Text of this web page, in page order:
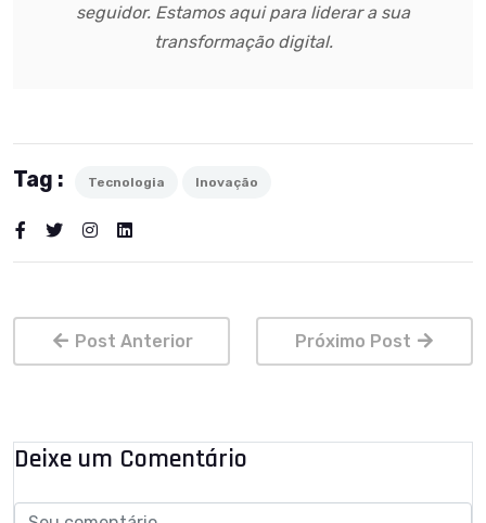
seguidor. Estamos aqui para liderar a sua
transformação digital.
Tag : Tecnologia Inovação
Post Anterior Próximo Post
Deixe um Comentário